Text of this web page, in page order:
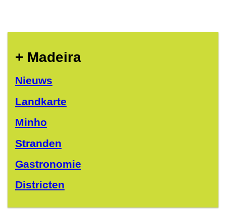
+ Madeira
Nieuws
Landkarte
Minho
Stranden
Gastronomie
Districten